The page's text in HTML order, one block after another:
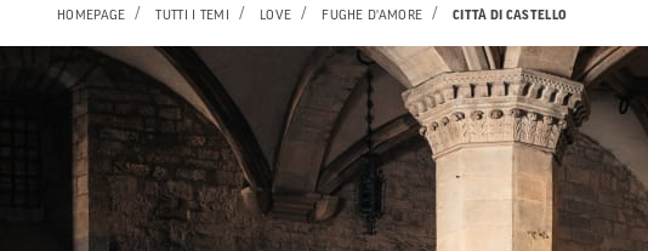
HOMEPAGE TUTTI I TEMI LOVE FUGHE D'AMORE CITTÀ DI CASTELLO